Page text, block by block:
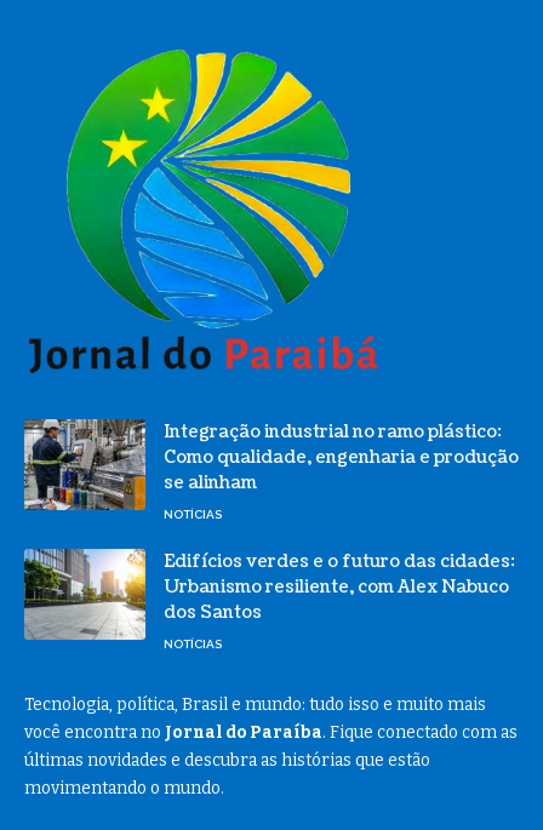
Integração industrial no ramo plástico:
Como qualidade, engenharia e produção
se alinham
NOTÍCIAS
Edifícios verdes e o futuro das cidades:
Urbanismo resiliente, com Alex Nabuco
dos Santos
NOTÍCIAS
Tecnologia, política, Brasil e mundo: tudo isso e muito mais
você encontra no Jornal do Paraíba. Fique conectado com as
últimas novidades e descubra as histórias que estão
movimentando o mundo.